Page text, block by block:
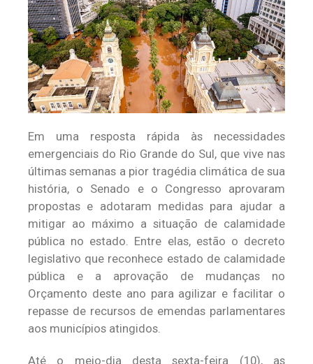
Em uma resposta rápida às necessidades
emergenciais do Rio Grande do Sul, que vive nas
últimas semanas a pior tragédia climática de sua
história, o Senado e o Congresso aprovaram
propostas e adotaram medidas para ajudar a
mitigar ao máximo a situação de calamidade
pública no estado. Entre elas, estão o decreto
legislativo que reconhece estado de calamidade
pública e a aprovação de mudanças no
Orçamento deste ano para agilizar e facilitar o
repasse de recursos de emendas parlamentares
aos municípios atingidos.
Até o meio-dia desta sexta-feira (10), as